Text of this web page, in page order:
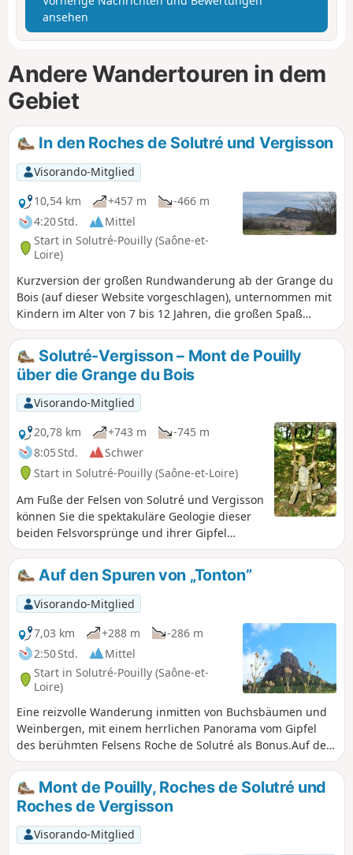
ansehen
Andere Wandertouren in dem
Gebiet
In den Roches de Solutré und Vergisson
Visorando-Mitglied
10,54 km
+457 m
-466 m
4:20 Std.
Mittel
Start in Solutré-Pouilly (Saône-et-
Loire)
Kurzversion der großen Rundwanderung ab der Grange du
Bois (auf dieser Website vorgeschlagen), unternommen mit
Kindern im Alter von 7 bis 12 Jahren, die großen Spaß
daran hatten!
Solutré-Vergisson – Mont de Pouilly
über die Grange du Bois
Visorando-Mitglied
20,78 km
+743 m
-745 m
8:05 Std.
Schwer
Start in Solutré-Pouilly (Saône-et-Loire)
Am Fuße der Felsen von Solutré und Vergisson
können Sie die spektakuläre Geologie dieser
beiden Felsvorsprünge und ihrer Gipfel
bewundern. Sie genießen einen herrlichen
Panoramablick auf das Beaujolais, das Saône-
Tal und das Val Lamartine.Auf dieser langen
Wanderung folgen Sie demFernwanderweg
GR®®76durch den kühlen Wald Bois des
Bruyères.Auf dem Rückweg können Sie von
der Grange du Bois und dem Gipfel des Mont
de Pouilly aus Chasselas, Mâcon, das Saône-
Tal und sogar die Alpen bewundern.
Auf den Spuren von „Tonton”
Visorando-Mitglied
7,03 km
+288 m
-286 m
2:50 Std.
Mittel
Start in Solutré-Pouilly (Saône-et-
Loire)
Eine reizvolle Wanderung inmitten von Buchsbäumen und
Weinbergen, mit einem herrlichen Panorama vom Gipfel
des berühmten Felsens Roche de Solutré als Bonus.Auf dem
Rückweg im Norden können Sie den offiziellen Weg und
den Touristenstrom verlassen. Es ist nicht mehr möglich,
sein Fahrzeug auf dem Parkplatz am Ausgangspunkt der
Wanderung zu parken. Es gibt andere Möglichkeiten weiter
oben.
Mont de Pouilly, Roches de Solutré und
Roches de Vergisson
Visorando-Mitglied